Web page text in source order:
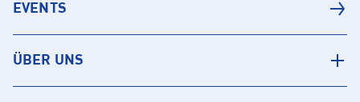
EVENTS
ÜBER UNS